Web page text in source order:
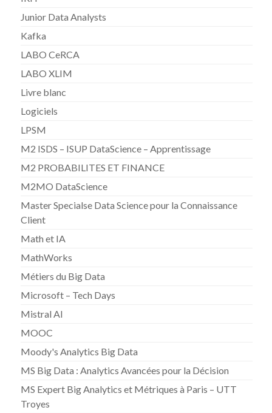
Junior Data Analysts
Kafka
LABO CeRCA
LABO XLIM
Livre blanc
Logiciels
LPSM
M2 ISDS – ISUP DataScience – Apprentissage
M2 PROBABILITES ET FINANCE
M2MO DataScience
Master Specialse Data Science pour la Connaissance
Client
Math et IA
MathWorks
Métiers du Big Data
Microsoft – Tech Days
Mistral AI
MOOC
Moody's Analytics Big Data
MS Big Data : Analytics Avancées pour la Décision
MS Expert Big Analytics et Métriques à Paris – UTT
Troyes